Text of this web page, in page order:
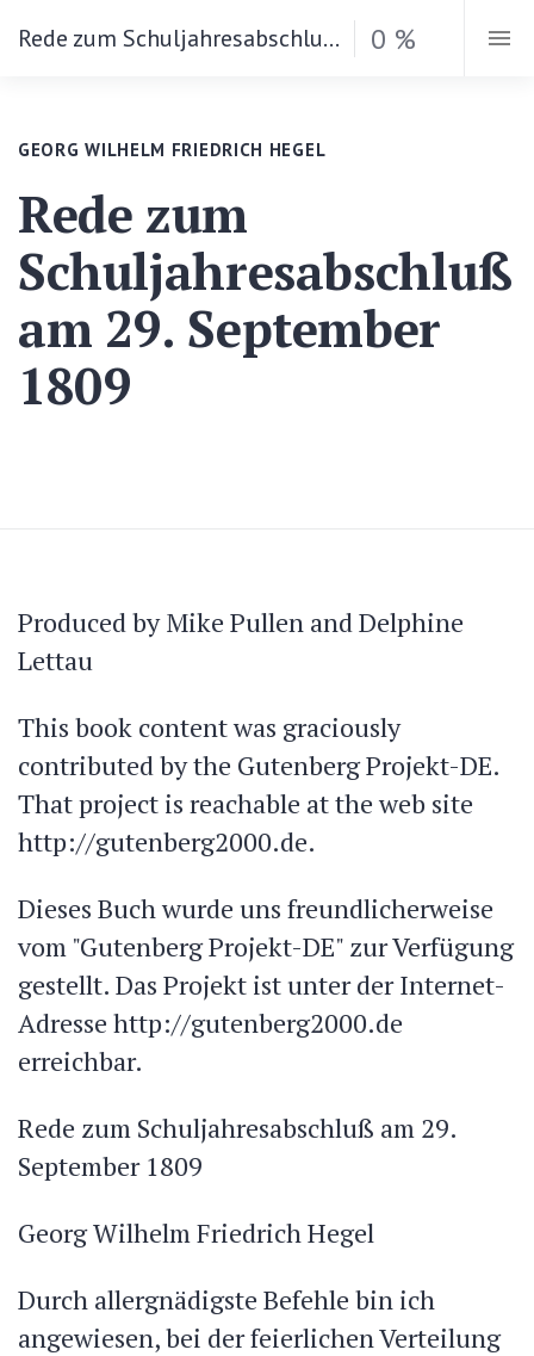
Rede zum Schuljahresabschluß am 29. September 1809 0 %
GEORG WILHELM FRIEDRICH HEGEL
Rede zum
Schuljahresabschluß
am 29. September
1809
Produced by Mike Pullen and Delphine
Lettau
This book content was graciously
contributed by the Gutenberg Projekt-DE.
That project is reachable at the web site
http://gutenberg2000.de.
Dieses Buch wurde uns freundlicherweise
vom "Gutenberg Projekt-DE" zur Verfügung
gestellt. Das Projekt ist unter der Internet-
Adresse http://gutenberg2000.de
erreichbar.
Rede zum Schuljahresabschluß am 29.
September 1809
Georg Wilhelm Friedrich Hegel
Durch allergnädigste Befehle bin ich
angewiesen, bei der feierlichen Verteilung